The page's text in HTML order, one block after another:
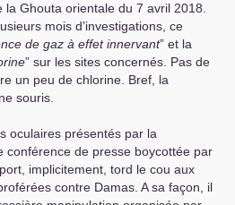
Ghouta orientale du 7 avril 2018.
mois d’investigations, ce
de gaz à effet innervant” et la
” sur les sites concernés. Pas de
un peu de chlorine. Bref, la
souris.
oculaires présentés par la
conférence de presse boycottée par
implicitement, tord le cou aux
contre Damas. A sa façon, il